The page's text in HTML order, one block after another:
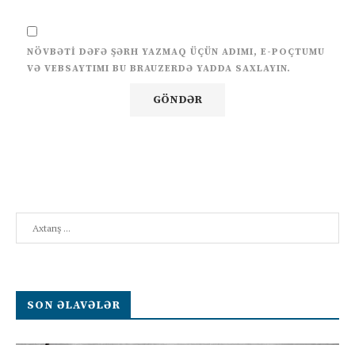
NÖVBƏTI DƏFƏ ŞƏRH YAZMAQ ÜÇÜN ADIMI, E-POÇTUMU
VƏ VEBSAYTIMI BU BRAUZERDƏ YADDA SAXLAYIN.
SON ƏLAVƏLƏR